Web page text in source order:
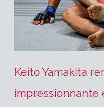
Keito Yamakita
impressionnante